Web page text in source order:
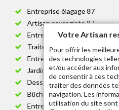
Entreprise élagage 87
Artisan paysagiste 87
Entreprise de jardinage 87
Traitement anti-chenille 87
Entreprise abattage arbre 87
Jardinier taille de haie 87
Dessouchage arbre et haie 87
Bûcheron 87
Entretien espace vert
Votre Artisan
Pour offrir les
des technologies
et/ou accéder aux
de consentir à ces
traiter des données
navigation. Les
utilisation du site sont